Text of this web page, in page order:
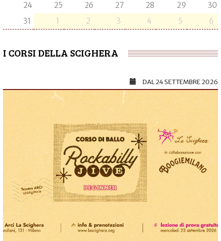
24
25 26 27 28 29
30
31
1 2 3 4 5 6
I CORSI DELLA SCIGHERA
DAL24 SETTEMBRE 2026